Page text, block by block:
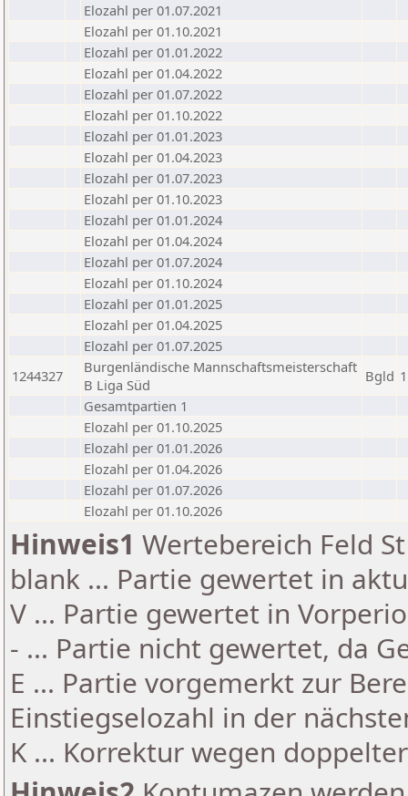
Elozahl per 01.07.2021
Elozahl per 01.10.2021
Elozahl per 01.01.2022
Elozahl per 01.04.2022
Elozahl per 01.07.2022
Elozahl per 01.10.2022
Elozahl per 01.01.2023
Elozahl per 01.04.2023
Elozahl per 01.07.2023
Elozahl per 01.10.2023
Elozahl per 01.01.2024
Elozahl per 01.04.2024
Elozahl per 01.07.2024
Elozahl per 01.10.2024
Elozahl per 01.01.2025
Elozahl per 01.04.2025
Elozahl per 01.07.2025
1244327
Burgenländische Mannschaftsmeisterschaft
B Liga Süd
Bgld 1
Gesamtpartien 1
Elozahl per 01.10.2025
Elozahl per 01.01.2026
Elozahl per 01.04.2026
Elozahl per 01.07.2026
Elozahl per 01.10.2026
Hinweis1 Wertebereich Feld
blank ... Partie gewertet in
V ... Partie gewertet in
- ... Partie nicht gewertet, da
E ... Partie vorgemerkt zur
Einstiegselozahl in der
K ... Korrektur wegen